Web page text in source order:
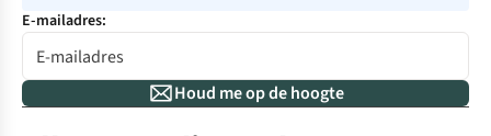
E-mailadres:
Houd me op de hoogte